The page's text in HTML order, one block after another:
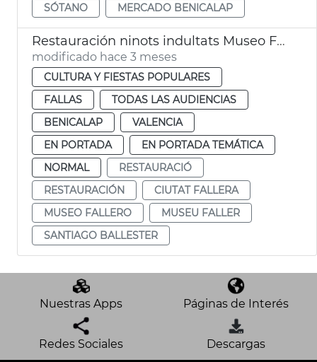
SÓTANO
MERCADO BENICALAP
Restauración ninots indultats Museo Fallero València
modificado hace 3 meses
CULTURA Y FIESTAS POPULARES
FALLAS
TODAS LAS AUDIENCIAS
BENICALAP
VALENCIA
EN PORTADA
EN PORTADA TEMÁTICA
NORMAL
RESTAURACIÓ
RESTAURACIÓN
CIUTAT FALLERA
MUSEO FALLERO
MUSEU FALLER
SANTIAGO BALLESTER
Nuestras Apps Páginas de Interés
Redes Sociales Descargas